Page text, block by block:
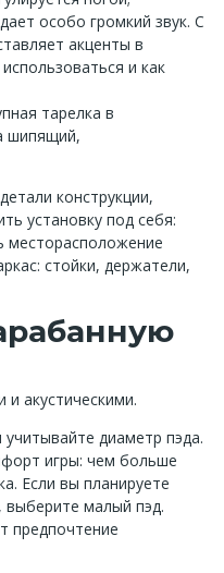
особо громкий звук. С
акценты в
и как
тарелка в
шипящий,
конструкции,
установку под себя:
месторасположение
стойки, держатели,
акустическими.
диаметр пэда.
игры: чем больше
Если вы планируете
малый пэд.
предпочтение